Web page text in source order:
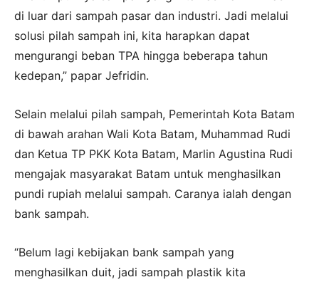
di luar dari sampah pasar dan industri. Jadi melalui
solusi pilah sampah ini, kita harapkan dapat
mengurangi beban TPA hingga beberapa tahun
kedepan,” papar Jefridin.
Selain melalui pilah sampah, Pemerintah Kota Batam
di bawah arahan Wali Kota Batam, Muhammad Rudi
dan Ketua TP PKK Kota Batam, Marlin Agustina Rudi
mengajak masyarakat Batam untuk menghasilkan
pundi rupiah melalui sampah. Caranya ialah dengan
bank sampah.
“Belum lagi kebijakan bank sampah yang
menghasilkan duit, jadi sampah plastik kita